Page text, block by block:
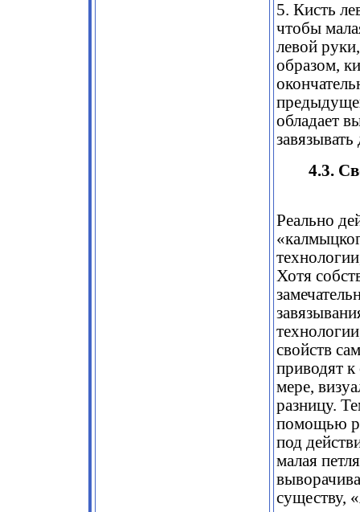
5. Кисть
чтобы
левой
образом,
обладает
4.3.
Реально
Хотя
свойств
приводят
мере,
разницу.
помощью
под
малая
существу,